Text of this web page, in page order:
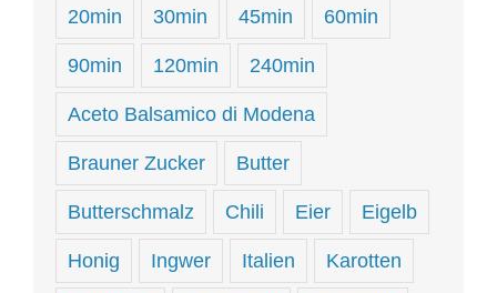
20min 30min 45min 60min
90min 120min 240min
Aceto Balsamico di Modena
Brauner Zucker Butter
Butterschmalz Chili Eier Eigelb
Honig Ingwer Italien Karotten